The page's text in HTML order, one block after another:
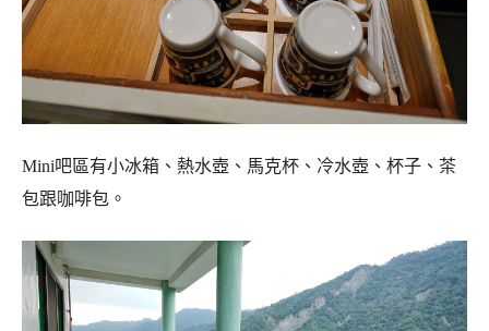
Mini吧區有小冰箱、熱水壺、馬克杯、冷水壺、杯子、茶
包跟咖啡包。